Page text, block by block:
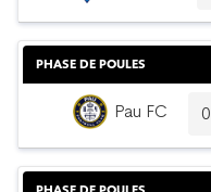
PHASE DE POULES
Pau FC 0